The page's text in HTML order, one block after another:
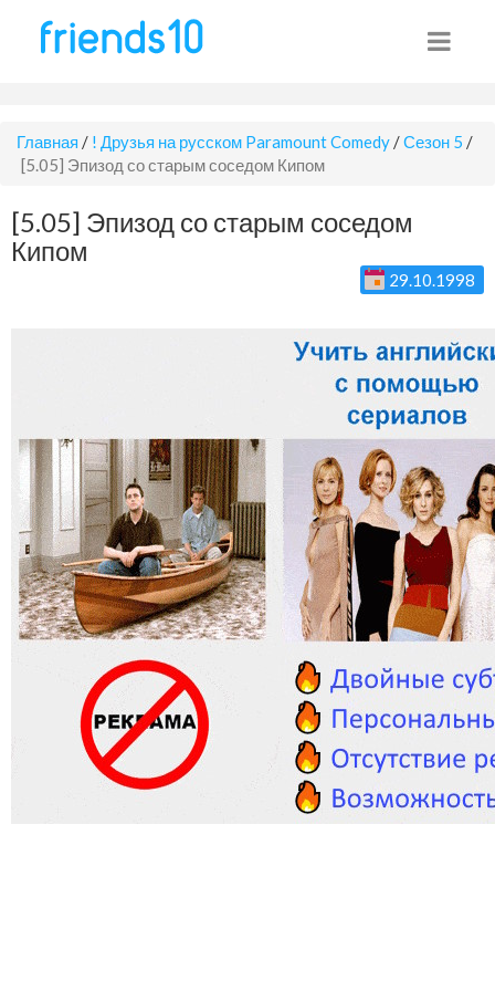
Главная / ! Друзья на русском Paramount Comedy /Сезон 5 /
[5.05] Эпизод со старым соседом Кипом
[5.05] Эпизод со старым соседом
Кипом
29.10.1998